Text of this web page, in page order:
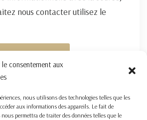
le consentement aux
nous utilisons des technologies telles que les
aux informations des appareils. Le fait de
permettra de traiter des données telles que le
nous contacter utilisez le